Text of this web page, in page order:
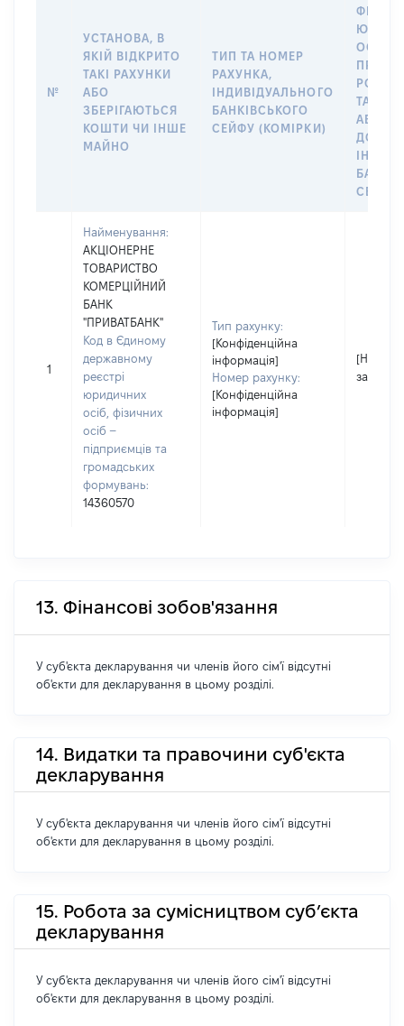
№
УСТАНОВА, В
ЯКІЙ ВІДКРИТО
ТАКІ РАХУНКИ
АБО
ЗБЕРІГАЮТЬСЯ
КОШТИ ЧИ ІНШЕ
МАЙНО
ТИП ТА НОМЕР
РАХУНКА,
ІНДИВІДУАЛЬНОГО
БАНКІВСЬКОГО
СЕЙФУ (КОМІРКИ)
ПРАВО
ТАКИМ
АБО
ДО
СЕЙФУ
1
Найменування:
АКЦІОНЕРНЕ
ТОВАРИСТВО
КОМЕРЦІЙНИЙ
БАНК
"ПРИВАТБАНК"
Код в Єдиному
державному
реєстрі
юридичних
осіб, фізичних
осіб –
підприємців та
громадських
формувань:
14360570
Тип рахунку:
[Конфіденційна
інформація]
Номер рахунку:
[Конфіденційна
інформація]
[Не
13. Фінансові зобов'язання
У суб'єкта декларування чи членів його сім'ї відсутні
об'єкти для декларування в цьому розділі.
14. Видатки та правочини суб'єкта
декларування
У суб'єкта декларування чи членів його сім'ї відсутні
об'єкти для декларування в цьому розділі.
15. Робота за сумісництвом суб’єкта
декларування
У суб'єкта декларування чи членів його сім'ї відсутні
об'єкти для декларування в цьому розділі.